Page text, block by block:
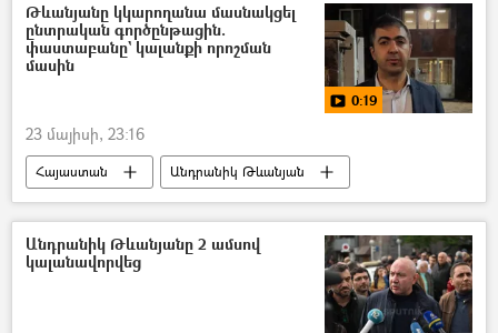
Թևանյանը կկարողանա մասնակցել
ընտրական գործընթացին.
փաստաբանը` կալանքի որոշման
մասին
0:19
23 մայիսի, 23:16
Հայաստան
Անդրանիկ Թևանյան
Արամ Օրբելյան
Դատարան
կալանք
Անդրանիկ Թևանյանը 2 ամսով
կալանավորվեց